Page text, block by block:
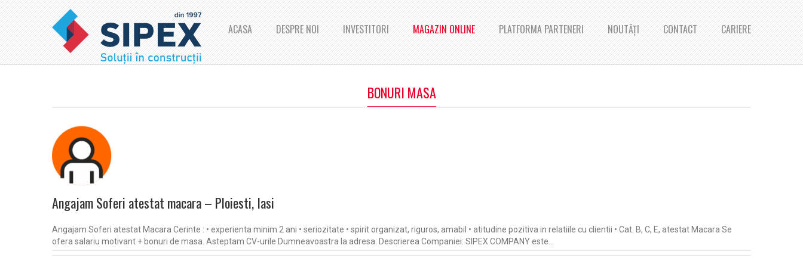
ACASA DESPRE NOI INVESTITORI MAGAZIN ONLINE PLATFORMA PARTENERI NOUTĂȚI CONTACT CARIERE
BONURI MASA
Angajam Soferi atestat macara – Ploiesti, Iasi
Angajam Soferi atestat Macara Cerinte : • experienta minim 2 ani • seriozitate • spirit organizat, riguros, amabil • atitudine pozitiva in relatiile cu clientii • Cat. B, C, E, atestat Macara Se
ofera salariu motivant + bonuri de masa. Asteptam CV-urile Dumneavoastra la adresa: Descrierea Companiei: SIPEX COMPANY este…